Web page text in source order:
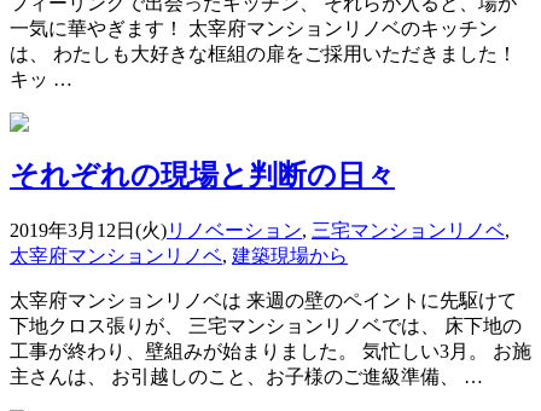
一気に華やぎます！ 太宰府マンションリノベのキッチン
は、 わたしも大好きな框組の扉をご採用いただきました！
キッ …
それぞれの現場と判断の日々
2019年3月12日(火)リノベーション, 三宅マンションリノベ,
太宰府マンションリノベ, 建築現場から
太宰府マンションリノベは 来週の壁のペイントに先駆けて
下地クロス張りが、 三宅マンションリノベでは、 床下地の
工事が終わり、壁組みが始まりました。 気忙しい3月。 お施
主さんは、 お引越しのこと、お子様のご進級準備、 …